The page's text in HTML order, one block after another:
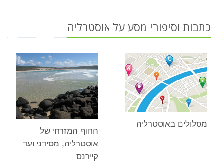
כתבות וסיפורי מסע על אוסטרליה
מסלולים באוסטרליה
החוף המזרחי של
אוסטרליה, מסידני ועד
קיירנס